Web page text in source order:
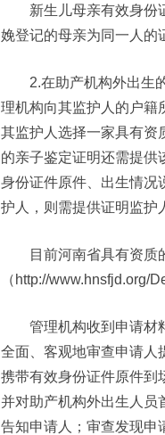
新生儿母亲有效身份
娩登记的母亲为同一人的
2.在助产机构外出生
理机构向其监护人的户籍
其监护人选择一家具有资
的亲子鉴定证明还需提供
身份证件原件、出生情况
护人，则需提供证明监护
目前河南省具有资质
（http://www.hnsfjd.org/
管理机构收到申请材
全面、客观地审查申请人
携带有效身份证件原件到
并对助产机构外出生人员
告知申请人；审查发现申